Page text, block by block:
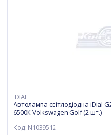
IDIAL
Автолампа світлодіодна iDial
6500К Volkswagen Golf (2 шт.)
Код: N1039512